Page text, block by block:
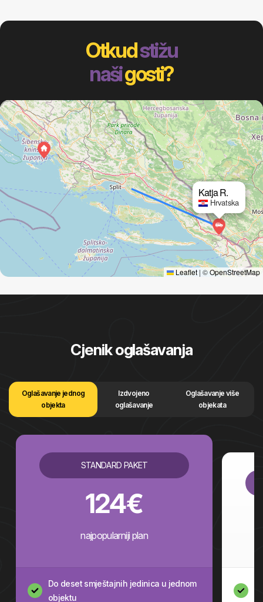
Otkudstižu
našigosti?
Katja R.
Hrvatska
Leaflet | ©OpenStreetMap
Cjenik oglašavanja
Oglašavanje jednog
objekta
Izdvojeno
oglašavanje
Oglašavanje više
objekata
STANDARD PAKET
124€
najpopularniji plan
Do deset smještajnih jedinica u jednom
objektu